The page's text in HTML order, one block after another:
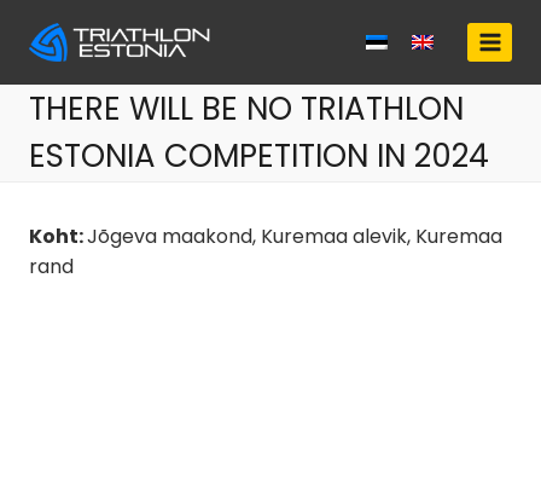
THERE WILL BE NO TRIATHLON
ESTONIA COMPETITION IN 2024
Koht:Jõgeva maakond, Kuremaa alevik, Kuremaa
rand